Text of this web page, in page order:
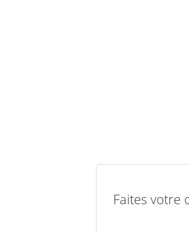
Faites votre